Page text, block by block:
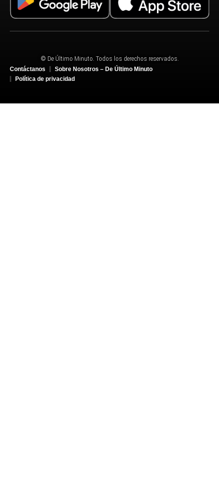
© De Último Minuto. Todos los derechos reservados.
Contáctanos
Sobre Nosotros – De Último Minuto
Política de privacidad